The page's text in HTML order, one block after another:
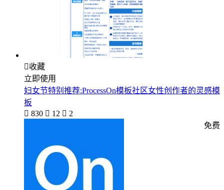
收藏
立即使用
妇女节特别推荐:ProcessOn模板社区女性创作者的灵感模
板
 830  12  2
免费